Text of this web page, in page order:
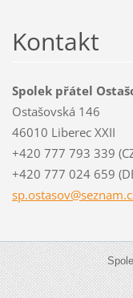
Kontakt
Spolek přátel
Ostašovská 146
46010 Liberec XXII
+420 777 793 339
+420 777 024 659
sp.ostasov@sezna